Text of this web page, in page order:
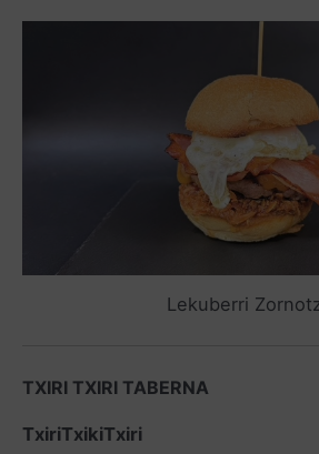
Lekuberri
TXIRI TXIRI TABERNA
TxiriTxikiTxiri